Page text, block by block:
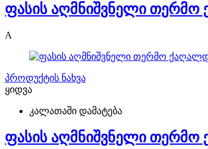
ფასის აღმნიშვნელი
A
პროდუქტის ნახვა
ყიდვა
კალათაში დამატება
ფასის აღმნიშვნელი თერმო